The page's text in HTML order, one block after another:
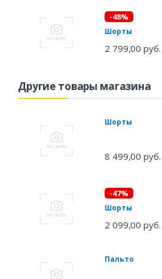
-48%
Шорты
2 799,00 руб.
Другие товары магазина
Шорты
8 499,00 руб.
-47%
Шорты
2 099,00 руб.
Пальто